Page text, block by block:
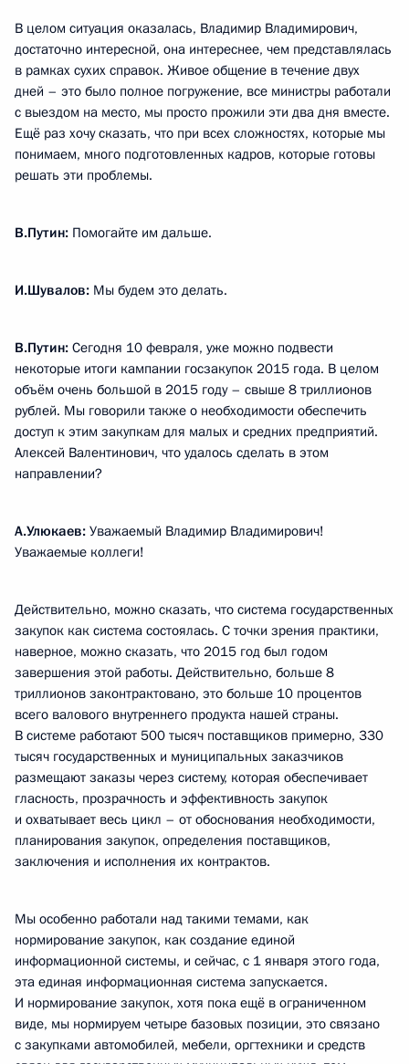
В целом ситуация оказалась, Владимир Владимирович,
достаточно интересной, она интереснее, чем представлялась
в рамках сухих справок. Живое общение в течение двух
дней – это было полное погружение, все министры работали
с выездом на место, мы просто прожили эти два дня вместе.
Ещё раз хочу сказать, что при всех сложностях, которые мы
понимаем, много подготовленных кадров, которые готовы
решать эти проблемы.
В.Путин: Помогайте им дальше.
И.Шувалов: Мы будем это делать.
В.Путин: Сегодня 10 февраля, уже можно подвести
некоторые итоги кампании госзакупок 2015 года. В целом
объём очень большой в 2015 году – свыше 8 триллионов
рублей. Мы говорили также о необходимости обеспечить
доступ к этим закупкам для малых и средних предприятий.
Алексей Валентинович, что удалось сделать в этом
направлении?
А.Улюкаев: Уважаемый Владимир Владимирович!
Уважаемые коллеги!
Действительно, можно сказать, что система государственных
закупок как система состоялась. С точки зрения практики,
наверное, можно сказать, что 2015 год был годом
завершения этой работы. Действительно, больше 8
триллионов законтрактовано, это больше 10 процентов
всего валового внутреннего продукта нашей страны.
В системе работают 500 тысяч поставщиков примерно, 330
тысяч государственных и муниципальных заказчиков
размещают заказы через систему, которая обеспечивает
гласность, прозрачность и эффективность закупок
и охватывает весь цикл – от обоснования необходимости,
планирования закупок, определения поставщиков,
заключения и исполнения их контрактов.
Мы особенно работали над такими темами, как
нормирование закупок, как создание единой
информационной системы, и сейчас, с 1 января этого года,
эта единая информационная система запускается.
И нормирование закупок, хотя пока ещё в ограниченном
виде, мы нормируем четыре базовых позиции, это связано
с закупками автомобилей, мебели, оргтехники и средств